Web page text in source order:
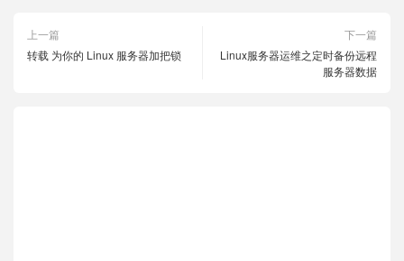
上一篇
转载 为你的 Linux 服务器加把锁
下一篇
Linux服务器运维之定时备份远程
服务器数据